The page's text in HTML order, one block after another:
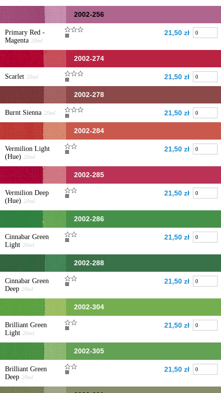
2002-256
Primary Red -
Magenta 20ml
21,50 zł
2002-274
Scarlet 20ml 21,50 zł
2002-278
Burnt Sienna 20ml 21,50 zł
2002-284
Vermilion Light
(Hue) 20ml
21,50 zł
2002-285
Vermilion Deep
(Hue) 20ml
21,50 zł
2002-286
Cinnabar Green
Light 20ml
21,50 zł
2002-288
Cinnabar Green
Deep 20ml
21,50 zł
2002-304
Brilliant Green
Light 20ml
21,50 zł
2002-305
Brilliant Green
Deep 20ml
21,50 zł